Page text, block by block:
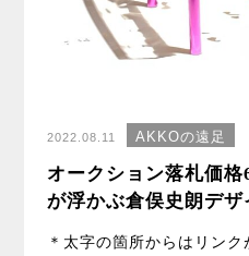
2022.08.11 AKKOの遠足
オークション落札価
が浮かぶ倉俣史朗デ
＊太字の箇所からはリン